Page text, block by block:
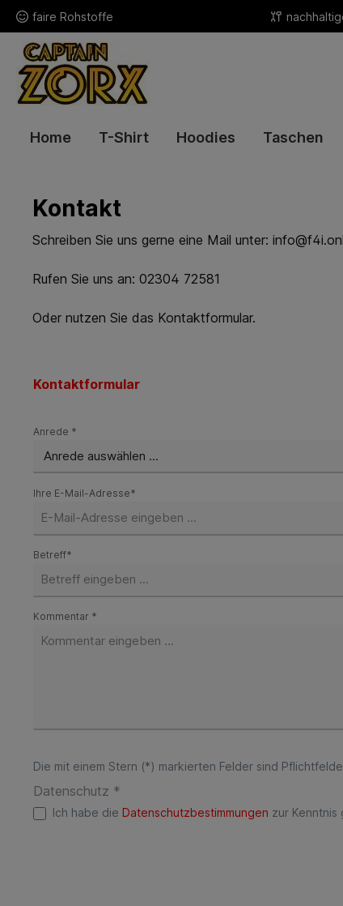
faire Rohstoffe
Home T-Shirt Hoodies Taschen
Kontakt
Schreiben Sie uns gerne eine Mail unter:
Rufen Sie uns an: 02304 72581
Oder nutzen Sie das Kontaktformular.
Kontaktformular
Anrede *
Ihre E-Mail-Adresse*
Betreff*
Kommentar *
Die mit einem Stern (*) markierten Felder sind
Datenschutz *
Ich habe die Datenschutzbestimmungen zur Kenntnis